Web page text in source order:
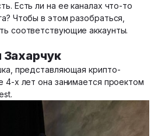
Есть ли на ее каналах что-то
Чтобы в этом разобраться,
соответствующие аккаунты.
представляющая крипто-
х лет она занимается проектом